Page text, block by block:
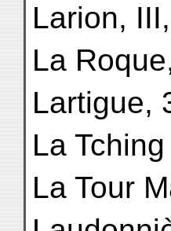
Larion,
La
Lartigue,
La
La Tour